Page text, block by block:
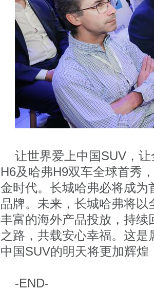
让世界爱上中国SUV，
H6及哈弗H9双车全球首秀
金时代。长城哈弗必将成
品牌。未来，长城哈弗将
丰富的海外产品投放，持
之路，共载安心幸福。这
中国SUV的明天将更加辉煌
-END-